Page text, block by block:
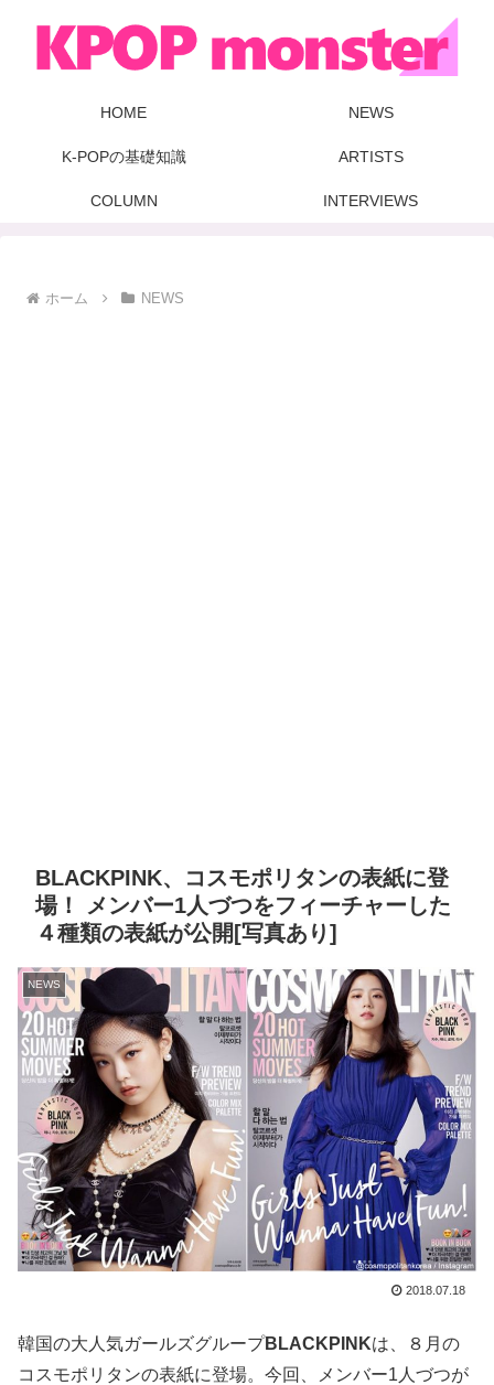
HOME NEWS
K-POPの基礎知識 ARTISTS
COLUMN INTERVIEWS
ホーム NEWS
BLACKPINK、コスモポリタンの表紙に登
場！ メンバー1人づつをフィーチャーした
４種類の表紙が公開[写真あり]
NEWS
2018.07.18
韓国の大人気ガールズグループBLACKPINKは、８月の
コスモポリタンの表紙に登場。今回、メンバー1人づつが